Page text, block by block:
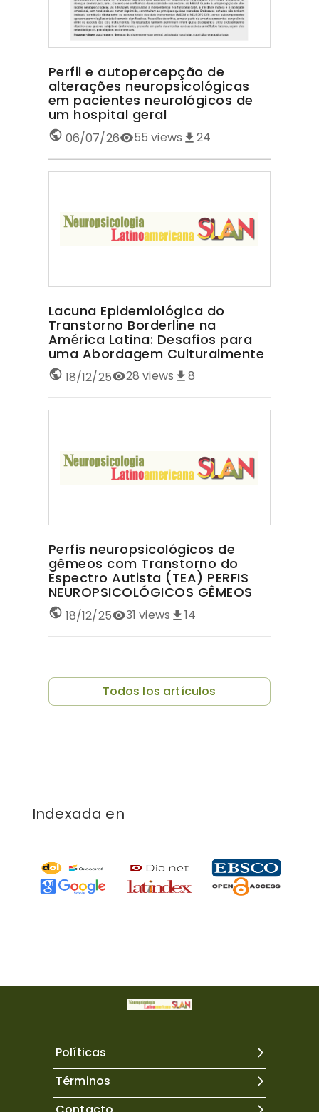
Perfil e autopercepção de
alterações neuropsicológicas
em pacientes neurológicos de
um hospital geral
06/07/26 55 views 24
Lacuna Epidemiológica do
Transtorno Borderline na
América Latina: Desafios para
uma Abordagem Culturalmente
Sensível TRANSTORNO
BORDERLINE NA AMÉRICA LATINA
18/12/25 28 views 8
Perfis neuropsicológicos de
gêmeos com Transtorno do
Espectro Autista (TEA) PERFIS
NEUROPSICOLÓGICOS GÊMEOS
COM TEA
18/12/25 31 views 14
Todos los artículos
Indexada en
Políticas
Términos